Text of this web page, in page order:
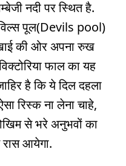
नदी पर स्थित है.
पूल(Devils pool)
की ओर अपना रुख
फाल का यह
है कि ये दिल दहला
रिस्क ना लेना चाहे,
से भरे अनुभवों का
आयेगा.